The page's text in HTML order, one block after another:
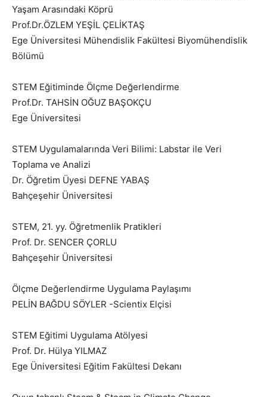
Yaşam Arasındaki Köprü
Prof.Dr.ÖZLEM YEŞİL ÇELİKTAŞ
Ege Üniversitesi Mühendislik Fakültesi Biyomühendislik
Bölümü
STEM Eğitiminde Ölçme Değerlendirme
Prof.Dr. TAHSİN OĞUZ BAŞOKÇU
Ege Üniversitesi
STEM Uygulamalarında Veri Bilimi: Labstar ile Veri
Toplama ve Analizi
Dr. Öğretim Üyesi DEFNE YABAŞ
Bahçeşehir Üniversitesi
STEM, 21. yy. Öğretmenlik Pratikleri
Prof. Dr. SENCER ÇORLU
Bahçeşehir Üniversitesi
Ölçme Değerlendirme Uygulama Paylaşımı
PELİN BAĞDU SÖYLER -Scientix Elçisi
STEM Eğitimi Uygulama Atölyesi
Prof. Dr. Hülya YILMAZ
Ege Üniversitesi Eğitim Fakültesi Dekanı